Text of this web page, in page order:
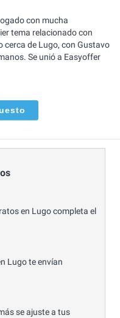
con mucha
tema relacionado con
cerca de Lugo, con Gustavo
Se unió a Easyoffer
en Lugo completa el
Lugo te envían
se ajuste a tus